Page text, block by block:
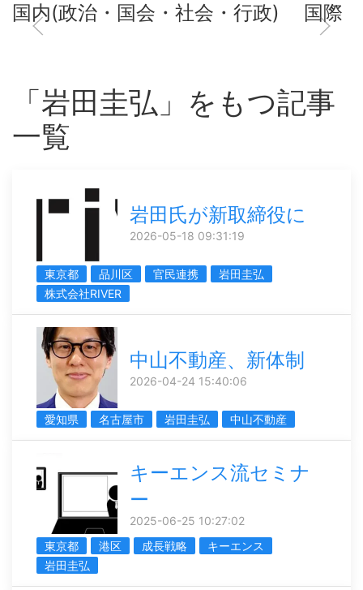
国内(政治・国会・社会・行政) 国際
「岩田圭弘」をもつ記事
一覧
岩田氏が新取締役に
2026-05-18 09:31:19
東京都 品川区 官民連携
岩田圭弘
株式会社RIVER
中山不動産、新体制
2026-04-24 15:40:06
愛知県 名古屋市 岩田圭弘 中山不動産
キーエンス流セミナ
ー
2025-06-25 10:27:02
東京都
港区 成長戦略
キーエンス
岩田圭弘